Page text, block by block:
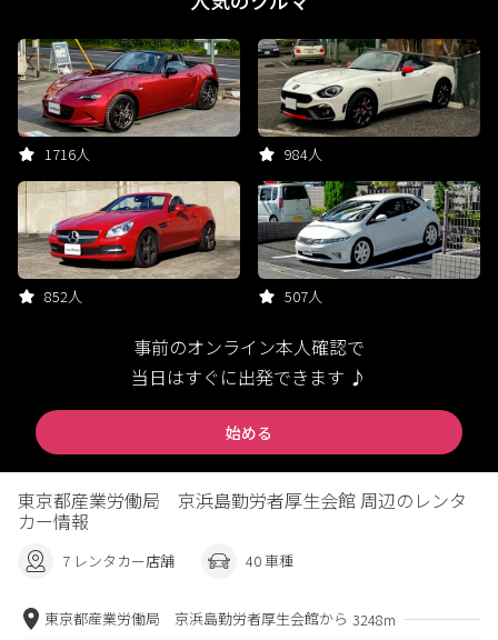
1716人 984人
852人 507人
事前のオンライン本人確認で
当日はすぐに出発できます ♪
始める
東京都産業労働局 京浜島勤労者厚生会館 周辺のレンタ
カー情報
7 レンタカー店舗 40 車種
東京都産業労働局 京浜島勤労者厚生会館から 3248m